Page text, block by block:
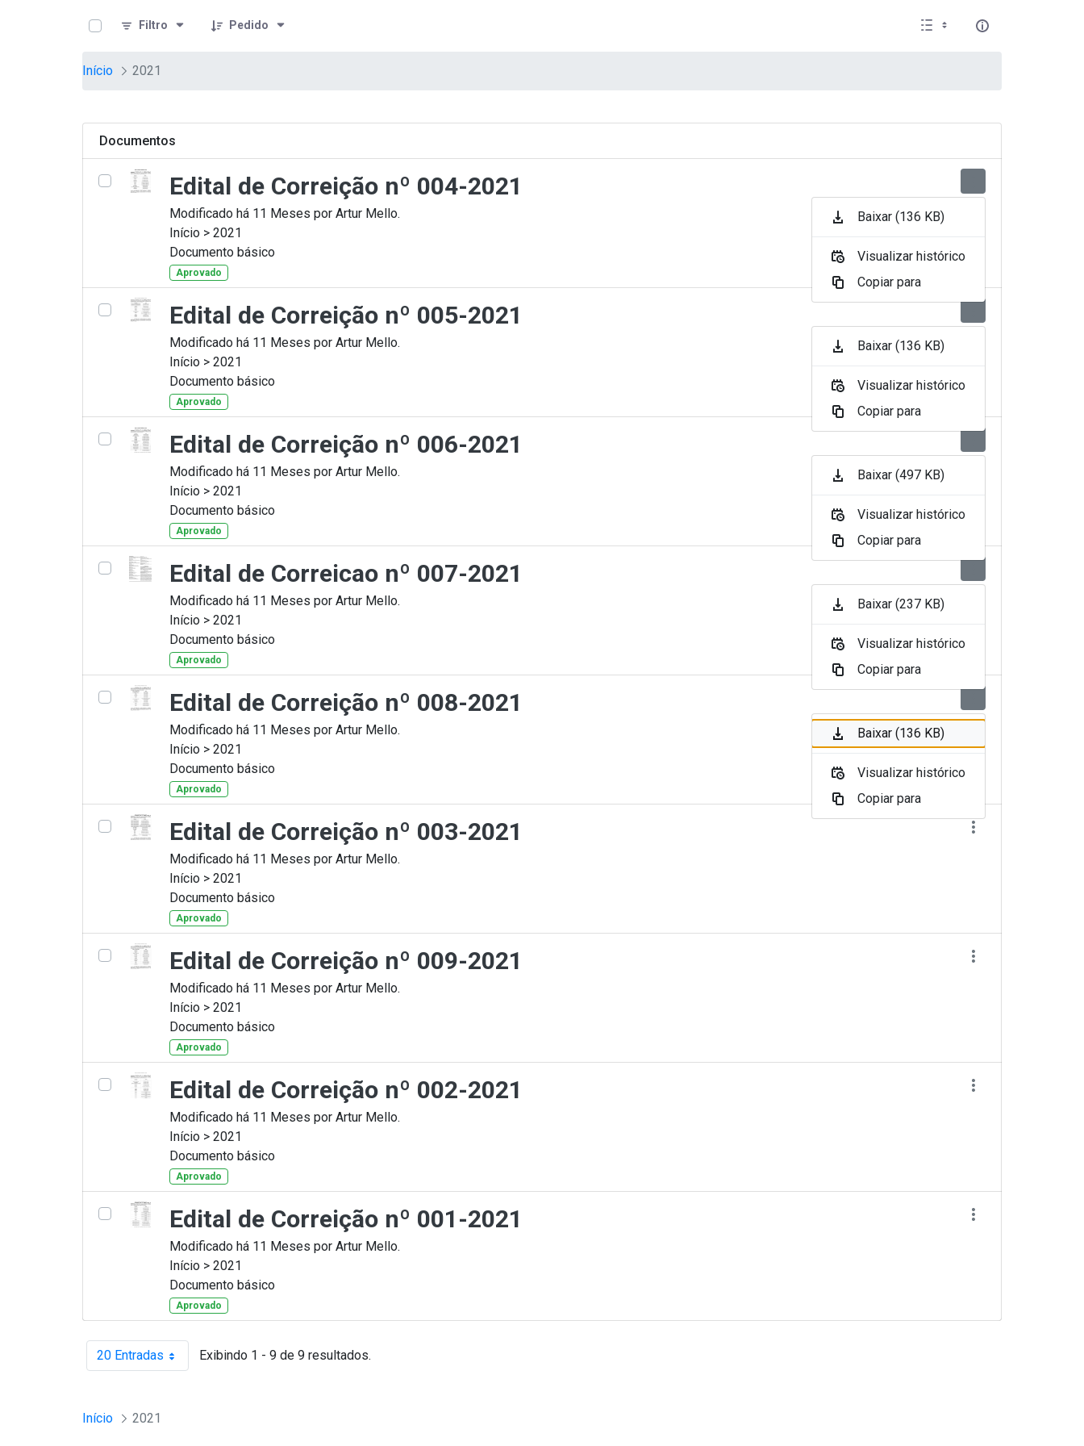
teste descricaoFiltro
Pedido
Início 2021
Documentos
Edital de Correição nº 004-2021
Modificado há 11 Meses por Artur Mello.
Início > 2021
Documento básico
Aprovado
Edital de Correição nº 005-2021
Modificado há 11 Meses por Artur Mello.
Início > 2021
Documento básico
Aprovado
Edital de Correição nº 006-2021
Modificado há 11 Meses por Artur Mello.
Início > 2021
Documento básico
Aprovado
Edital de Correicao nº 007-2021
Modificado há 11 Meses por Artur Mello.
Início > 2021
Documento básico
Aprovado
Edital de Correição nº 008-2021
Modificado há 11 Meses por Artur Mello.
Início > 2021
Documento básico
Aprovado
Edital de Correição nº 003-2021
Modificado há 11 Meses por Artur Mello.
Início > 2021
Documento básico
Aprovado
Edital de Correição nº 009-2021
Modificado há 11 Meses por Artur Mello.
Início > 2021
Documento básico
Aprovado
Edital de Correição nº 002-2021
Modificado há 11 Meses por Artur Mello.
Início > 2021
Documento básico
Aprovado
Edital de Correição nº 001-2021
Modificado há 11 Meses por Artur Mello.
Início > 2021
Documento básico
Aprovado
20 EntradasPor página Exibindo 1 - 9 de 9 resultados.
Início 2021
Baixar (136 KB)
Visualizar histórico
Copiar para
Baixar (136 KB)
Visualizar histórico
Copiar para
Baixar (497 KB)
Visualizar histórico
Copiar para
Baixar (237 KB)
Visualizar histórico
Copiar para
Baixar (136 KB)
Visualizar histórico
Copiar para